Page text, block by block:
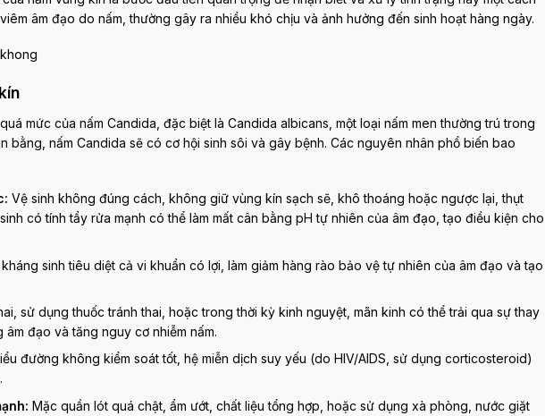
âm đạo do nấm, thường gây ra nhiều khó chịu và ảnh hưởng đến sinh hoạt hàng ngày.
mức của nấm Candida, đặc biệt là Candida albicans, một loại nấm men thường trú trong
bằng, nấm Candida sẽ có cơ hội sinh sôi và gây bệnh. Các nguyên nhân phổ biến bao
Vệ sinh không đúng cách, không giữ vùng kín sạch sẽ, khô thoáng hoặc ngược lại, thụt
có tính tẩy rửa mạnh có thể làm mất cân bằng pH tự nhiên của âm đạo, tạo điều kiện cho
sinh tiêu diệt cả vi khuẩn có lợi, làm giảm hàng rào bảo vệ tự nhiên của âm đạo và tạo
sử dụng thuốc tránh thai, hoặc trong thời kỳ kinh nguyệt, mãn kinh có thể trải qua sự thay
đạo và tăng nguy cơ nhiễm nấm.
đường không kiểm soát tốt, hệ miễn dịch suy yếu (do HIV/AIDS, sử dụng corticosteroid)
Mặc quần lót quá chật, ẩm ướt, chất liệu tổng hợp, hoặc sử dụng xà phòng, nước giặt